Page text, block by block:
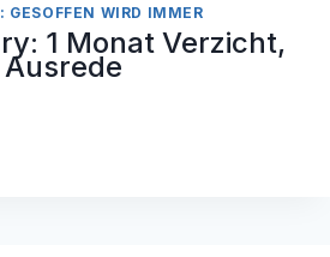
GESOFFEN WIRD IMMER
1 Monat Verzicht,
Ausrede